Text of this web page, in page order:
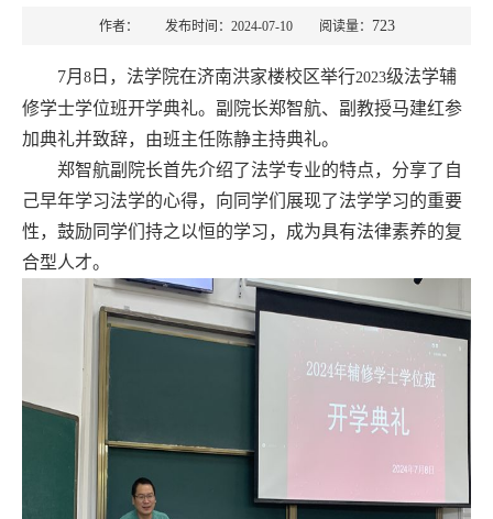
作者： 发布时间：2024-07-10 阅读量： 723
7月 8 日，法学院在济南洪家楼校区举行2023级法学辅
修学士学位班开学典礼。副院长郑智航、副教授马建红参
加典礼并致辞，由班主任陈静主持典礼。
郑智航副院长首先介绍了法学专业的特点，分享了自
己早年学习法学的心得，向同学们展现了法学学习的重要
性，鼓励同学们持之以恒的学习，成为具有法律素养的复
合型人才。